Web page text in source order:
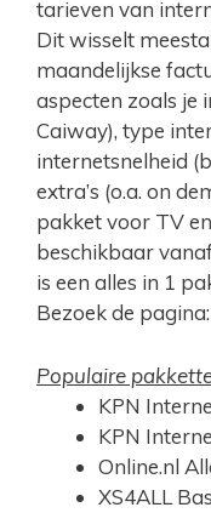
tarieven van
Dit wisselt
maandelijkse
aspecten zoals je
Caiway), type
internetsnelheid
extra’s (o.a. on
pakket voor TV
beschikbaar
is een alles in 1
Bezoek de pagina:
Populaire
KPN
KPN
Online.nl
XS4ALL